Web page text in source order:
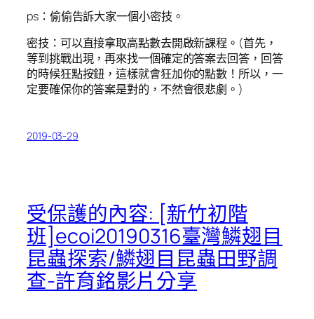
ps：偷偷告訴大家一個小密技。
密技：可以直接拿取高點數去開啟新課程。(首先，
等到挑戰出現，再來找一個確定的答案去回答，回答
的時候狂點按鈕，這樣就會狂加你的點數！所以，一
定要確保你的答案是對的，不然會很悲劇。)
2019-03-29
受保護的內容: [新竹初階
班]ecoi20190316臺灣鱗翅目
昆蟲探索/鱗翅目昆蟲田野調
查-許育銘影片分享